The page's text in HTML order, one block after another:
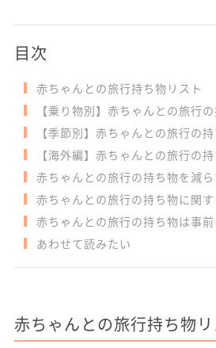
目次
赤ちゃんとの旅行持ち物リスト
【乗り物別】赤ちゃんとの旅行
【季節別】赤ちゃんとの旅行の
【海外編】赤ちゃんとの旅行の
赤ちゃんとの旅行の持ち物を減
赤ちゃんとの旅行の持ち物に関
赤ちゃんとの旅行の持ち物は事
あわせて読みたい
赤ちゃんとの旅行持ち物リ